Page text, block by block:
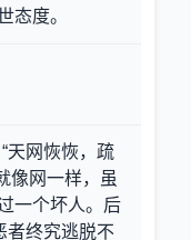
态度。
天网恢恢，疏
像网一样，虽
一个坏人。后
者终究逃脱不